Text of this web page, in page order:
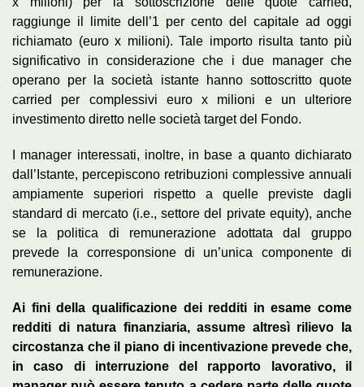
raggiunge il limite dell’1 per cento del capitale ad oggi
richiamato (euro x milioni). Tale importo risulta tanto più
significativo in considerazione che i due manager che
operano per la società istante hanno sottoscritto quote
carried per complessivi euro x milioni e un ulteriore
investimento diretto nelle società target del Fondo.
I manager interessati, inoltre, in base a quanto dichiarato
dall’Istante, percepiscono retribuzioni complessive annuali
ampiamente superiori rispetto a quelle previste dagli
standard di mercato (i.e., settore del private equity), anche
se la politica di remunerazione adottata dal gruppo
prevede la corresponsione di un’unica componente di
remunerazione.
Ai fini della qualificazione dei redditi in esame come
redditi di natura finanziaria, assume altresì rilievo la
circostanza che il piano di incentivazione prevede che,
in caso di interruzione del rapporto lavorativo, il